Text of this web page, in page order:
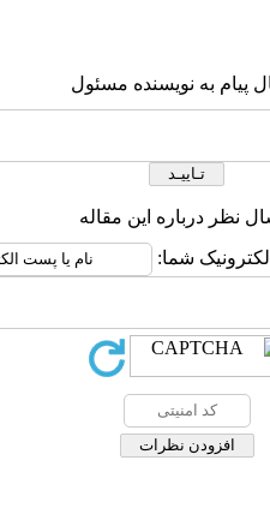
پیام به نویسنده مسئول
نظر درباره این مقاله
شما: